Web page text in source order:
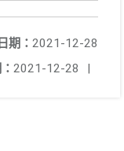
期： 2021-12-28
2021-12-28 |